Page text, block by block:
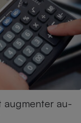
augmenter au-